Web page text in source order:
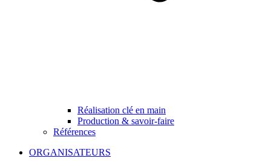
Réalisation clé en main
Production & savoir-faire
Références
ORGANISATEURS